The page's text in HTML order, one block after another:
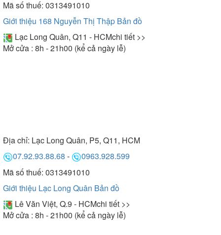
Mã số thuế: 0313491010
Giới thiệu 168 Nguyễn Thị Thập Bản đồ
Lạc Long Quân, Q11 - HCMchi tiết >>
Mở cửa : 8h - 21h00 (kể cả ngày lễ)
Địa chỉ: Lạc Long Quân, P5, Q11, HCM
07.92.93.88.68 -
0963.928.599
Mã số thuế: 0313491010
Giới thiệu Lạc Long Quân Bản đồ
Lê Văn Việt, Q.9 - HCMchi tiết >>
Mở cửa : 8h - 21h00 (kể cả ngày lễ)